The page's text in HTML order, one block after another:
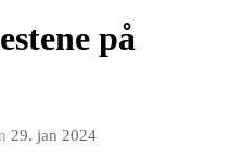
på
29. jan 2024